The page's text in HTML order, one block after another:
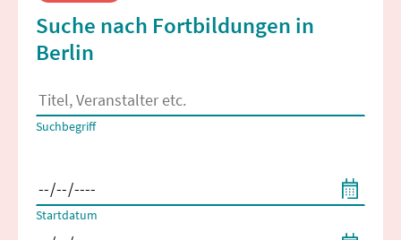
Suche nach Fortbildungen in
Berlin
Es erscheinen Suchvorschläge, wenn mindestens 2 Zeichen
Suchbegriff
Startdatum